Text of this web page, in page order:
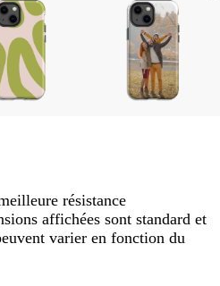
zoomable
au
minimum
pour
développer
les
touches
plus
et
moins
pour
fléchées
pour
faire
zoomable
au
minimum
pour
les
touches
plus
et
moins
pour
pour
faire
résistance
affichées sont standard et
varier en fonction du